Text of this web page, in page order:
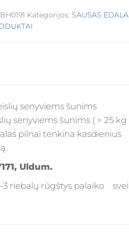
BH0191 Kategorijos: SAUSAS
senyviems šunims
senyviems šunims ( > 25 kg
pilnai tenkina kasdienius
Uldum.
riebalų rūgštys palaiko